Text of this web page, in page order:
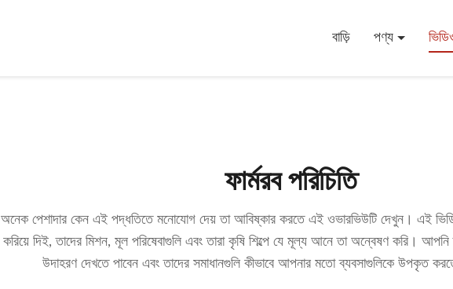
বাড়ি পণ্য
ফার্মরব পরিচিতি
অনেক পেশাদার কেন এই পদ্ধতিতে মনোযোগ দেয় তা আবিষ্কার করতে এই ওভারভিউটি দেখুন। এই
করিয়ে দিই, তাদের মিশন, মূল পরিষেবাগুলি এবং তারা কৃষি শিল্পে যে মূল্য আনে তা অন্বেষণ করি। আপনি
উদাহরণ দেখতে পাবেন এবং তাদের সমাধানগুলি কীভাবে আপনার মতো ব্যবসাগুলিকে উপকৃত